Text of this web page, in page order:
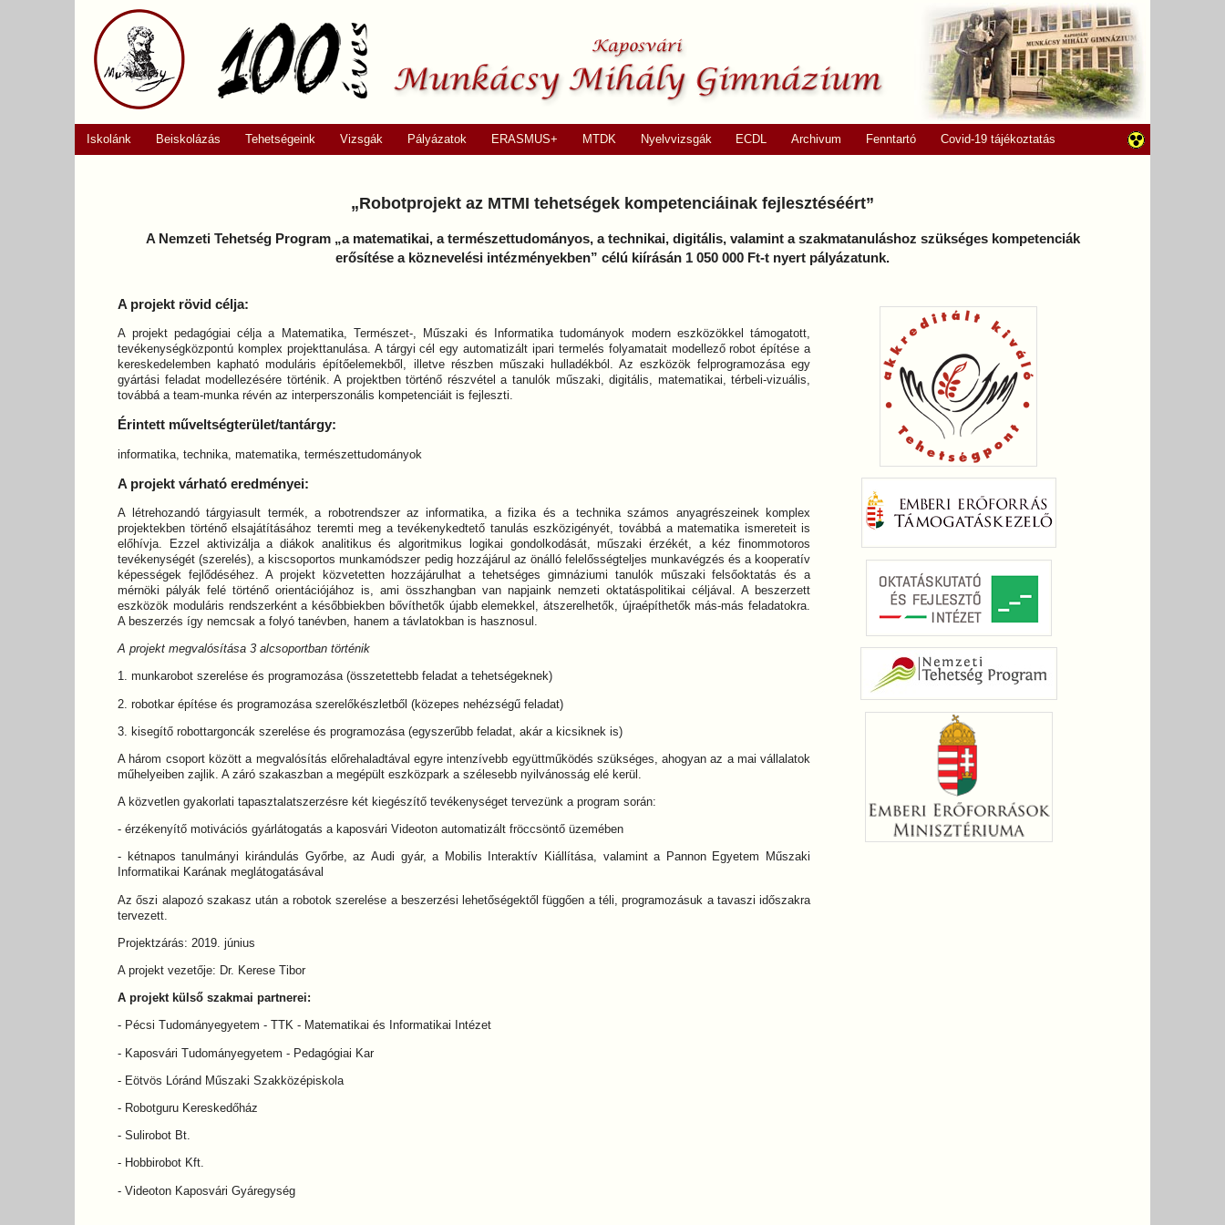
Iskolánk Beiskolázás Tehetségeink Vizsgák Pályázatok ERASMUS+ MTDK Nyelvvizsgák ECDL Archivum Fenntartó Covid-19 tájékoztatás
„Robotprojekt az MTMI tehetségek kompetenciáinak fejlesztéséért”
A Nemzeti Tehetség Program „a matematikai, a természettudományos, a technikai, digitális, valamint a szakmatanuláshoz szükséges kompetenciák
erősítése a köznevelési intézményekben” célú kiírásán 1 050 000 Ft-t nyert pályázatunk.
A projekt rövid célja:
A projekt pedagógiai célja a Matematika, Természet-, Műszaki és Informatika tudományok modern eszközökkel támogatott,
tevékenységközpontú komplex projekttanulása. A tárgyi cél egy automatizált ipari termelés folyamatait modellező robot építése a
kereskedelemben kapható moduláris építőelemekből, illetve részben műszaki hulladékból. Az eszközök felprogramozása egy
gyártási feladat modellezésére történik. A projektben történő részvétel a tanulók műszaki, digitális, matematikai, térbeli-vizuális,
továbbá a team-munka révén az interperszonális kompetenciáit is fejleszti.
Érintett műveltségterület/tantárgy:
informatika, technika, matematika, természettudományok
A projekt várható eredményei:
A létrehozandó tárgyiasult termék, a robotrendszer az informatika, a fizika és a technika számos anyagrészeinek komplex
projektekben történő elsajátításához teremti meg a tevékenykedtető tanulás eszközigényét, továbbá a matematika ismereteit is
előhívja. Ezzel aktivizálja a diákok analitikus és algoritmikus logikai gondolkodását, műszaki érzékét, a kéz finommotoros
tevékenységét (szerelés), a kiscsoportos munkamódszer pedig hozzájárul az önálló felelősségteljes munkavégzés és a kooperatív
képességek fejlődéséhez. A projekt közvetetten hozzájárulhat a tehetséges gimnáziumi tanulók műszaki felsőoktatás és a
mérnöki pályák felé történő orientációjához is, ami összhangban van napjaink nemzeti oktatáspolitikai céljával. A beszerzett
eszközök moduláris rendszerként a későbbiekben bővíthetők újabb elemekkel, átszerelhetők, újraépíthetők más-más feladatokra.
A beszerzés így nemcsak a folyó tanévben, hanem a távlatokban is hasznosul.
A projekt megvalósítása 3 alcsoportban történik
1. munkarobot szerelése és programozása (összetettebb feladat a tehetségeknek)
2. robotkar építése és programozása szerelőkészletből (közepes nehézségű feladat)
3. kisegítő robottargoncák szerelése és programozása (egyszerűbb feladat, akár a kicsiknek is)
A három csoport között a megvalósítás előrehaladtával egyre intenzívebb együttműködés szükséges, ahogyan az a mai vállalatok
műhelyeiben zajlik. A záró szakaszban a megépült eszközpark a szélesebb nyilvánosság elé kerül.
A közvetlen gyakorlati tapasztalatszerzésre két kiegészítő tevékenységet tervezünk a program során:
- érzékenyítő motivációs gyárlátogatás a kaposvári Videoton automatizált fröccsöntő üzemében
- kétnapos tanulmányi kirándulás Győrbe, az Audi gyár, a Mobilis Interaktív Kiállítása, valamint a Pannon Egyetem Műszaki
Informatikai Karának meglátogatásával
Az őszi alapozó szakasz után a robotok szerelése a beszerzési lehetőségektől függően a téli, programozásuk a tavaszi időszakra
tervezett.
Projektzárás: 2019. június
A projekt vezetője: Dr. Kerese Tibor
A projekt külső szakmai partnerei:
- Pécsi Tudományegyetem - TTK - Matematikai és Informatikai Intézet
- Kaposvári Tudományegyetem - Pedagógiai Kar
- Eötvös Lóránd Műszaki Szakközépiskola
- Robotguru Kereskedőház
- Sulirobot Bt.
- Hobbirobot Kft.
- Videoton Kaposvári Gyáregység